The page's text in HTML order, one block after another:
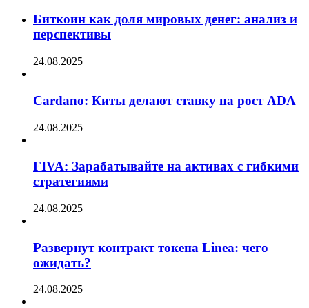
Биткоин как доля мировых денег: анализ и
перспективы
24.08.2025
Cardano: Киты делают ставку на рост ADA
24.08.2025
FIVA: Зарабатывайте на активах с гибкими
стратегиями
24.08.2025
Развернут контракт токена Linea: чего
ожидать?
24.08.2025